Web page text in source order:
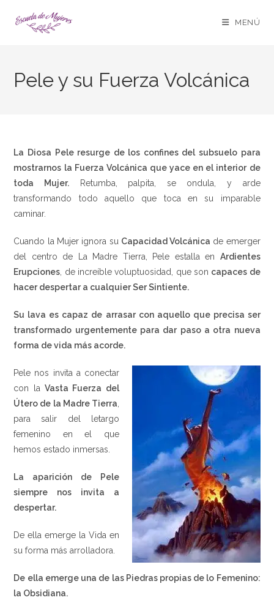
MENÚ
Pele y su Fuerza Volcánica
La Diosa Pele resurge de los confines del subsuelo para
mostrarnos la Fuerza Volcánica que yace en el interior de
toda Mujer. Retumba, palpita, se ondula, y arde
transformando todo aquello que toca en su imparable
caminar.
Cuando la Mujer ignora su Capacidad Volcánica de emerger
del centro de La Madre Tierra, Pele estalla en Ardientes
Erupciones , de increíble voluptuosidad, que son capaces de
hacer despertar a cualquier Ser Sintiente.
Su lava es capaz de arrasar con aquello que precisa ser
transformado urgentemente para dar paso a otra nueva
forma de vida más acorde.
Pele nos invita a conectar
con la Vasta Fuerza del
Útero de la Madre Tierra
para salir del letargo
femenino en el que
hemos estado inmersas.
La aparición de Pele
siempre nos invita a
despertar.
De ella emerge la Vida en
su forma más arrolladora.
De ella emerge una de las Piedras propias de lo Femenino:
la Obsidiana.